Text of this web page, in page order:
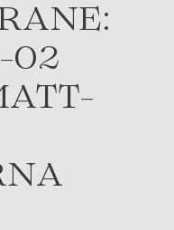
02